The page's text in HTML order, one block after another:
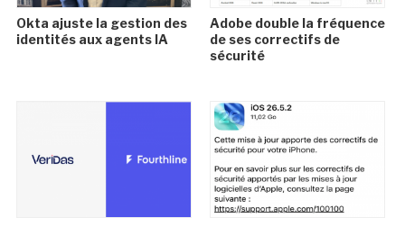
Okta ajuste la gestion des
identités aux agents IA
Adobe double la fréquence
de ses correctifs de
sécurité